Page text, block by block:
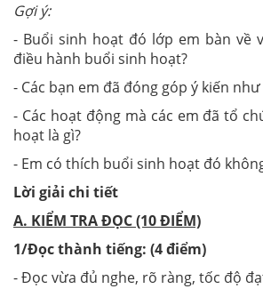
Gợi ý:
- Buổi sinh hoạt đó lớp em bàn về
điều hành buổi sinh hoạt?
- Các bạn em đã đóng góp ý kiến
- Các hoạt động mà các em đã tổ
hoạt là gì?
- Em có thích buổi sinh hoạt đó
Lời giải chi tiết
A. KIỂM TRA ĐỌC (10 ĐIỂM)
1/Đọc thành tiếng: (4 điểm)
- Đọc vừa đủ nghe, rõ ràng, tốc độ